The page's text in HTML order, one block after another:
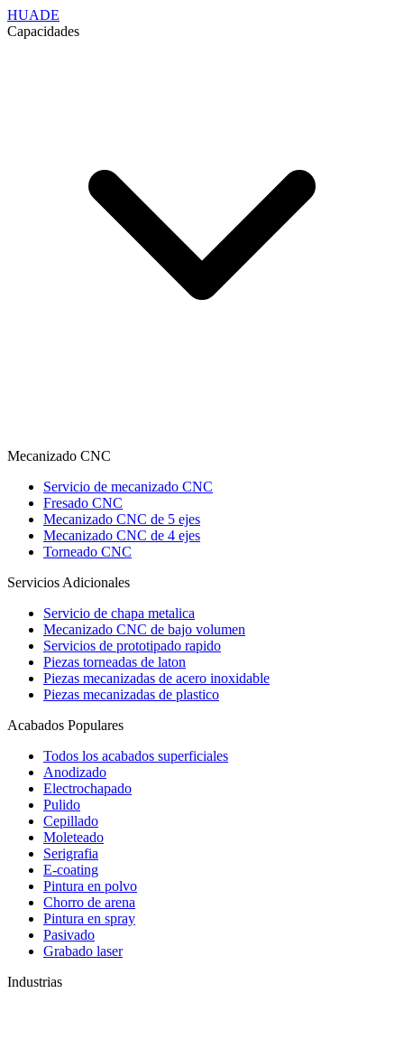
HUADE
Capacidades
Mecanizado CNC
Servicio de mecanizado CNC
Fresado CNC
Mecanizado CNC de 5 ejes
Mecanizado CNC de 4 ejes
Torneado CNC
Servicios Adicionales
Servicio de chapa metalica
Mecanizado CNC de bajo volumen
Servicios de prototipado rapido
Piezas torneadas de laton
Piezas mecanizadas de acero inoxidable
Piezas mecanizadas de plastico
Acabados Populares
Todos los acabados superficiales
Anodizado
Electrochapado
Pulido
Cepillado
Moleteado
Serigrafia
E-coating
Pintura en polvo
Chorro de arena
Pintura en spray
Pasivado
Grabado laser
Industrias